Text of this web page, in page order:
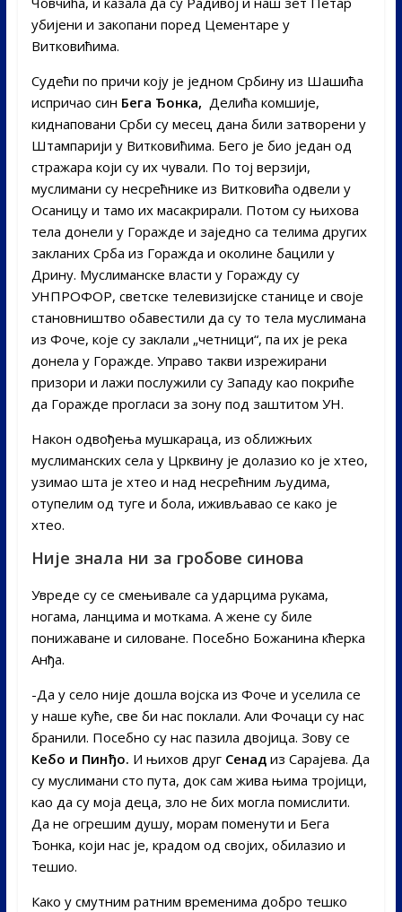
убијени и закопани поред Цементаре у
Витковићима.
Судећи по причи коју је једном Србину из Шашића
испричао син Бега Ђонка, Делића комшије,
киднаповани Срби су месец дана били затворени у
Штампарији у Витковићима. Бего је био један од
стражара који су их чували. По тој верзији,
муслимани су несрећнике из Витковића одвели у
Осаницу и тамо их масакрирали. Потом су њихова
тела донели у Горажде и заједно са телима других
закланих Срба из Горажда и околине бацили у
Дрину. Муслиманске власти у Горажду су
УНПРОФОР, светске телевизијске станице и своје
становништво обавестили да су то тела муслимана
из Фоче, које су заклали „четници“, па их је река
донела у Горажде. Управо такви изрежирани
призори и лажи послужили су Западу као покриће
да Горажде прогласи за зону под заштитом УН.
Након одвођења мушкараца, из оближњих
муслиманских села у Црквину је долазио ко је хтео,
узимао шта је хтео и над несрећним људима,
отупелим од туге и бола, иживљавао се како је
хтео.
Није знала ни за гробове синова
Увреде су се смењивале са ударцима рукама,
ногама, ланцима и моткама. А жене су биле
понижаване и силоване. Посебно Божанина кћерка
Анђа.
-Да у село није дошла војска из Фоче и уселила се
у наше куће, све би нас поклали. Али Фочаци су нас
бранили. Посебно су нас пазила двојица. Зову се
Кебо и Пинђо. И њихов друг Сенадиз Сарајева. Да
су муслимани сто пута, док сам жива њима тројици,
као да су моја деца, зло не бих могла помислити.
Да не огрешим душу, морам поменути и Бега
Ђонка, који нас је, крадом од својих, обилазио и
тешио.
Како у смутним ратним временима добро тешко